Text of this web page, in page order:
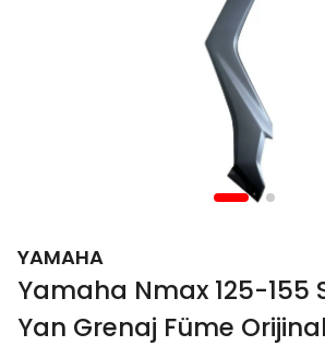
YAMAHA
Yamaha Nmax 125-155
Yan Grenaj Füme